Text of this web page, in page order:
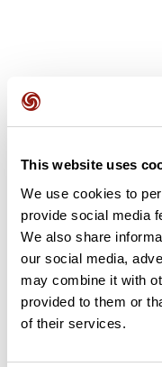
This website uses
We use cookies to
provide social media
We also share
our social media,
may combine it with
provided to them or
of their services.
Découvrez ce parcours